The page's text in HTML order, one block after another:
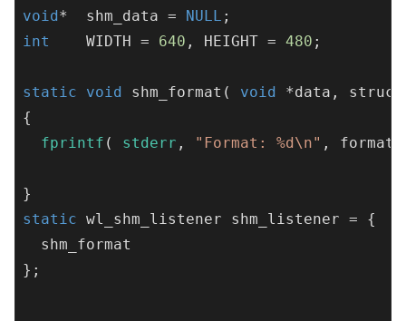
void*  shm_data = NULL
int
    WIDTH =
640 , HEIGHT = 480 ;
static void shm_format ( void *data, struct
{
fprintf ( stderr , "Format: %d\n" , format
static wl_shm_listener shm_listener = {
  shm_format
};